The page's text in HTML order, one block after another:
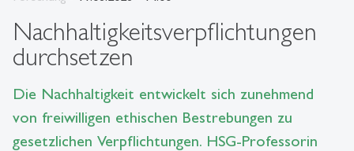
Nachhaltigkeitsverpflichtungen
durchsetzen
Die Nachhaltigkeit entwickelt sich zunehmend
von freiwilligen ethischen Bestrebungen zu
gesetzlichen Verpflichtungen. HSG-Professorin